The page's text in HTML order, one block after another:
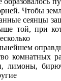
Чтобы
сеянцы
той, при
комнатных
лимоны,